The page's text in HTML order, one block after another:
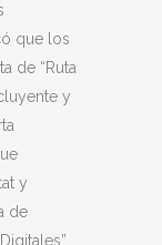
que los
de “Ruta
y
y
de